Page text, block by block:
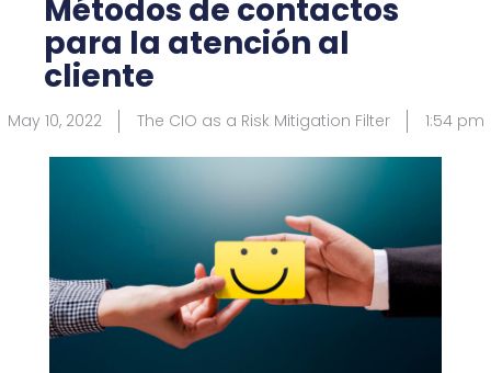
Métodos de contactos
para la atención al
cliente
May 10, 2022 The CIO as a Risk Mitigation Filter 1:54 pm